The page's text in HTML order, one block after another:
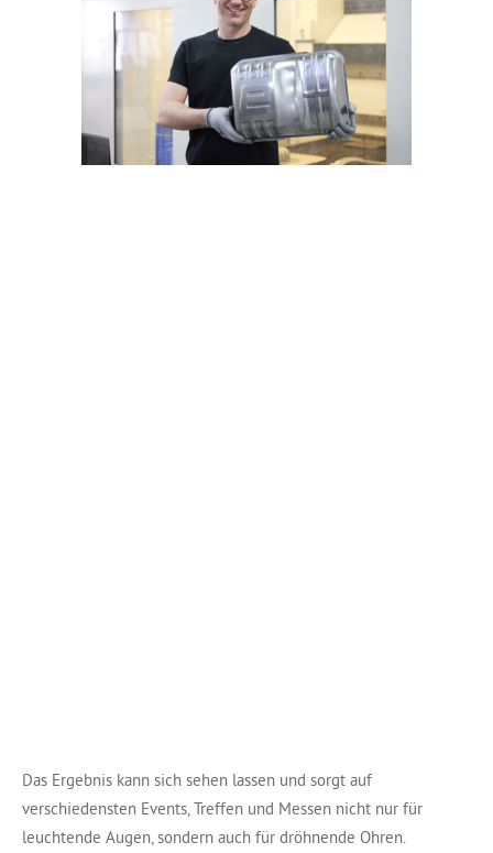
Das Ergebnis kann sich sehen lassen und sorgt auf
verschiedensten Events, Treffen und Messen nicht nur für
leuchtende Augen, sondern auch für dröhnende Ohren.